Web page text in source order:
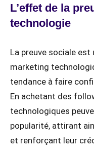
L’effet de la
technologie
La preuve sociale
marketing
tendance à faire
En achetant des
technologiques
popularité, attirant
et renforçant leur